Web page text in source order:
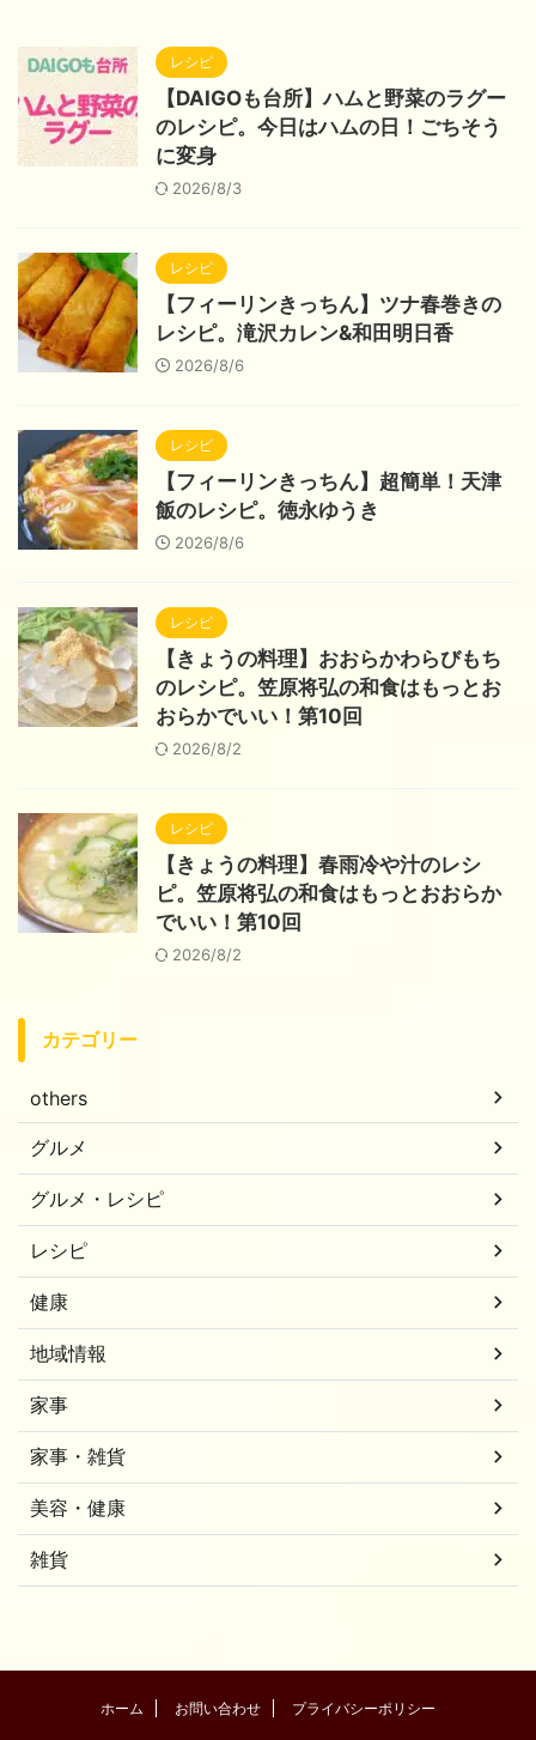
レシピ
【DAIGOも台所】ハムと野菜のラグー
のレシピ。今日はハムの日！ごちそう
に変身
2026/8/3
レシピ
【フィーリンきっちん】ツナ春巻きの
レシピ。滝沢カレン&和田明日香
2026/8/6
レシピ
【フィーリンきっちん】超簡単！天津
飯のレシピ。徳永ゆうき
2026/8/6
レシピ
【きょうの料理】おおらかわらびもち
のレシピ。笠原将弘の和食はもっとお
おらかでいい！第10回
2026/8/2
レシピ
【きょうの料理】春雨冷や汁のレシ
ピ。笠原将弘の和食はもっとおおらか
でいい！第10回
2026/8/2
カテゴリー
others
グルメ
グルメ・レシピ
レシピ
健康
地域情報
家事
家事・雑貨
美容・健康
雑貨
ホーム お問い合わせ プライバシーポリシー